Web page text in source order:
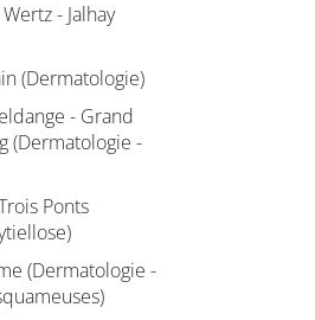
- Jalhay
(Dermatologie)
- Grand
(Dermatologie -
Ponts
(Dermatologie -